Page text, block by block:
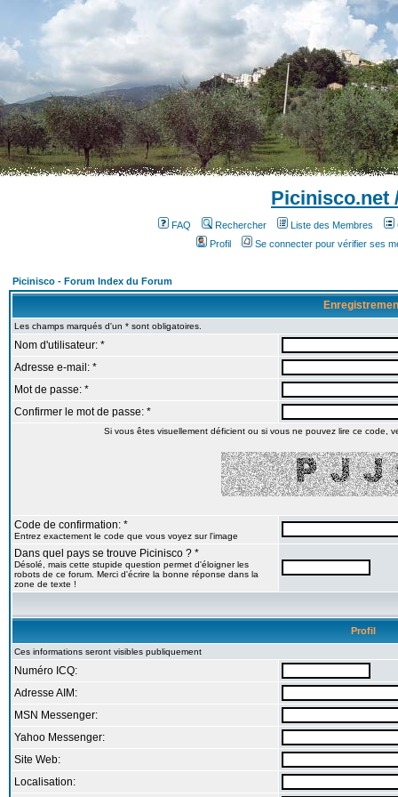
Picinisco.net
FAQ Rechercher Liste des Membres
Profil
Se connecter pour vérifier ses
Picinisco - Forum Index du Forum
Les champs marqués d'un * sont obligatoires.
Nom d'utilisateur: *
Adresse e-mail: *
Mot de passe: *
Confirmer le mot de passe: *
Si vous êtes visuellement déficient ou si vous ne pouvez lire ce code,
Code de confirmation: *
Entrez exactement le code que vous voyez sur l'image
Dans quel pays se trouve Picinisco ? *
Désolé, mais cette stupide question permet d'éloigner les
robots de ce forum. Merci d'écrire la bonne réponse dans la
zone de texte !
Profil
Ces informations seront visibles publiquement
Numéro ICQ:
Adresse AIM:
MSN Messenger:
Yahoo Messenger:
Site Web:
Localisation: